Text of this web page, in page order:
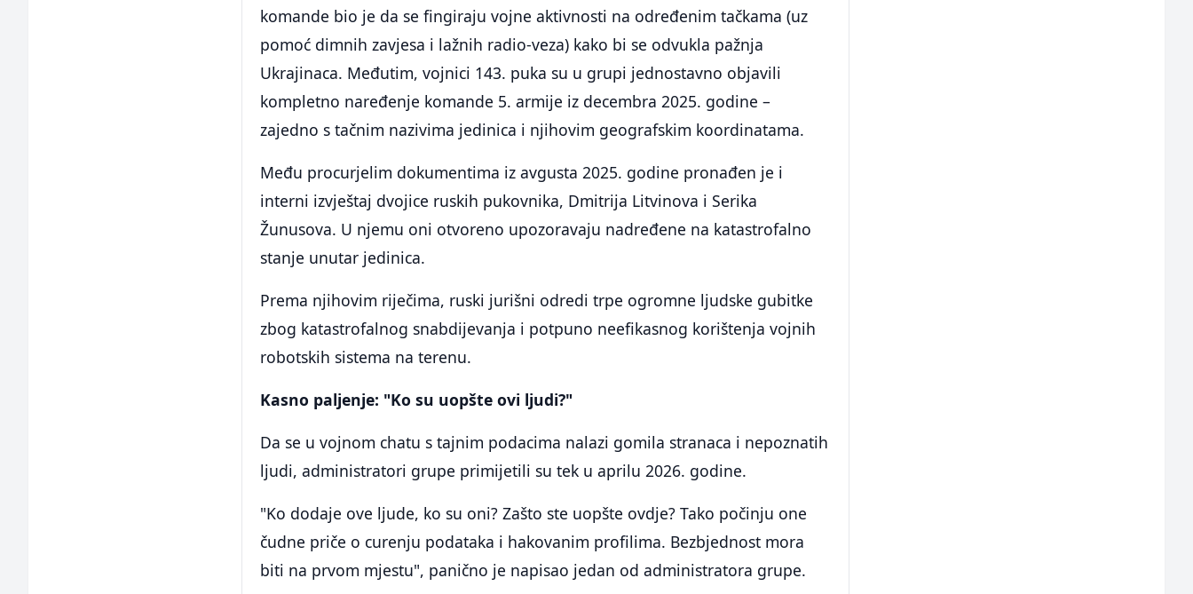
komande bio je da se fingiraju vojne aktivnosti na određenim tačkama (uz
pomoć dimnih zavjesa i lažnih radio-veza) kako bi se odvukla pažnja
Ukrajinaca. Međutim, vojnici 143. puka su u grupi jednostavno objavili
kompletno naređenje komande 5. armije iz decembra 2025. godine –
zajedno s tačnim nazivima jedinica i njihovim geografskim koordinatama.
Među procurjelim dokumentima iz avgusta 2025. godine pronađen je i
interni izvještaj dvojice ruskih pukovnika, Dmitrija Litvinova i Serika
Žunusova. U njemu oni otvoreno upozoravaju nadređene na katastrofalno
stanje unutar jedinica.
Prema njihovim riječima, ruski jurišni odredi trpe ogromne ljudske gubitke
zbog katastrofalnog snabdijevanja i potpuno neefikasnog korištenja vojnih
robotskih sistema na terenu.
Kasno paljenje: "Ko su uopšte ovi ljudi?"
Da se u vojnom chatu s tajnim podacima nalazi gomila stranaca i nepoznatih
ljudi, administratori grupe primijetili su tek u aprilu 2026. godine.
"Ko dodaje ove ljude, ko su oni? Zašto ste uopšte ovdje? Tako počinju one
čudne priče o curenju podataka i hakovanim profilima. Bezbjednost mora
biti na prvom mjestu", panično je napisao jedan od administratora grupe.